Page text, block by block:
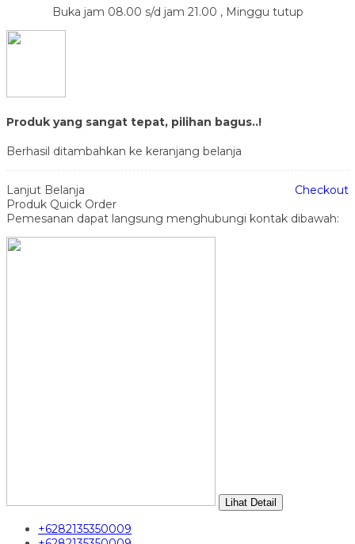
Buka jam 08.00 s/d jam 21.00 , Minggu tutup
Produk yang sangat tepat, pilihan bagus..!
Berhasil ditambahkan ke keranjang belanja
Lanjut Belanja
Checkout
Produk Quick Order
Pemesanan dapat langsung menghubungi kontak dibawah:
Lihat Detail
+6282135350009